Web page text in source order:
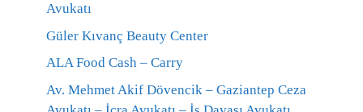
Avukatı
Güler Kıvanç Beauty Center
ALA Food Cash – Carry
Av. Mehmet Akif Dövencik – Gaziantep Ceza